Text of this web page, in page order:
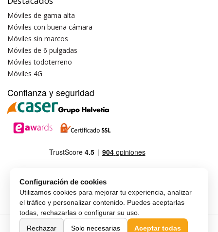
Móviles de gama alta
Móviles con buena cámara
Móviles sin marcos
Móviles de 6 pulgadas
Móviles todoterreno
Móviles 4G
Confianza y seguridad
Copyright © MAX-G-MOBILE, SLU English (UK)
Configuración de cookies
Utilizamos cookies para mejorar tu experiencia, analizar
el tráfico y personalizar contenido. Puedes aceptarlas
todas, rechazarlas o configurar su uso.
Rechazar
Solo necesarias Aceptar todas